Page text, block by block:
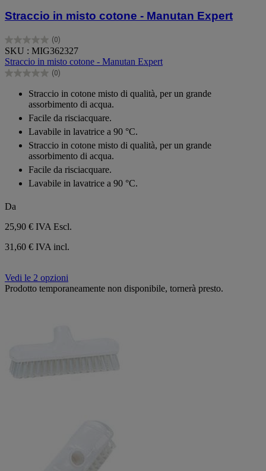
Straccio in misto cotone - Manutan Expert
(0)
0.0
su
5
stelle.
SKU : MIG362327
Straccio in misto cotone - Manutan Expert
(0)
0.0
Straccio in cotone misto di qualità, per un grande
assorbimento di acqua.
Facile da risciacquare.
Lavabile in lavatrice a 90 °C.
Straccio in cotone misto di qualità, per un grande
assorbimento di acqua.
Facile da risciacquare.
Lavabile in lavatrice a 90 °C.
Da
25,90 € IVA Escl.
31,60 € IVA incl.
Vedi le 2 opzioni
Prodotto temporaneamente non disponibile, tornerà presto.